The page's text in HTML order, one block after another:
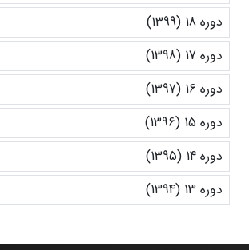
دوره 18 (1399)
دوره 17 (1398)
دوره 16 (1397)
دوره 15 (1396)
دوره 14 (1395)
دوره 13 (1394)